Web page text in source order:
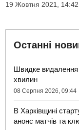
19 Жовтня 2021, 14:42
Останні
Швидке видалення
хвилин
08 Серпня 2026, 09:44
В Харківщині
анонс матчів та